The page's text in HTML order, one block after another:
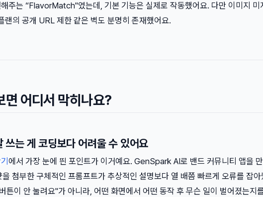
주는 “FlavorMatch"였는데, 기본 기능은 실제로 작동했어요. 다만 이미지 미
랜의 공개 URL 제한 같은 벽도 분명히 존재했어요.
면 어디서 막히나요?
쓰는 게 코딩보다 어려울 수 있어요
에서 가장 눈에 띈 포인트가 이거예요. GenSpark AI로 밴드 커뮤니티 앱을
을 첨부한 구체적인 프롬프트가 추상적인 설명보다 열 배쯤 빠르게 오류를 잡
튼이 안 눌려요"가 아니라, 어떤 화면에서 어떤 동작 후 무슨 일이 벌어졌는지